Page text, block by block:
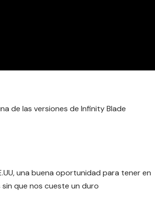
de las versiones de Infinity Blade
una buena oportunidad para tener en
que nos cueste un duro